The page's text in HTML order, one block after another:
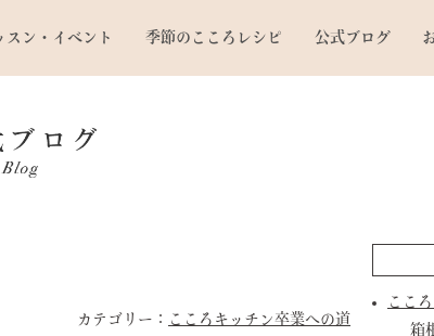
スン・イベント 季節のこころレシピ 公式ブログ
こころキッチン卒業への道
ここ
箱